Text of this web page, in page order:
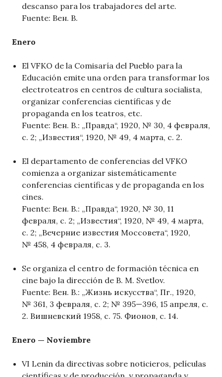
descanso para los trabajadores del arte.
Fuente: Вен. В.
Enero
El VFKO de la Comisaría del Pueblo para la
Educación emite una orden para transformar los
electroteatros en centros de cultura socialista,
organizar conferencias científicas y de
propaganda en los teatros, etc.
Fuente: Вен. В.: „Правда“, 1920, № 30, 4 февраля,
с. 2; „Известия“, 1920, № 49, 4 марта, с. 2.
El departamento de conferencias del VFKO
comienza a organizar sistemáticamente
conferencias científicas y de propaganda en los
cines.
Fuente: Вен. В.: „Правда“, 1920, № 30, 11
февраля, с. 2; „Известия“, 1920, № 49, 4 марта,
с. 2; „Вечерние известия Моссовета“, 1920,
№ 458, 4 февраля, с. 3.
Se organiza el centro de formación técnica en
cine bajo la dirección de B. M. Svetlov.
Fuente: Вен. В.: „Жизнь искусства“, Пг., 1920,
№ 361, 3 февраля, с. 2; № 395—396, 15 апреля, с.
2. Вишневский 1958, с. 75. Фионов, с. 14.
Enero — Noviembre
VI Lenin da directivas sobre noticieros, películas